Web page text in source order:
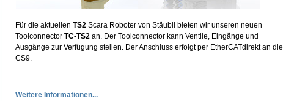
Für die aktuellen TS2 Scara Roboter von Stäubli bieten wir unseren neuen
Toolconnector TC-TS2 an. Der Toolconnector kann Ventile, Eingänge und
Ausgänge zur Verfügung stellen. Der Anschluss erfolgt per EtherCATdirekt an die
CS9.
Weitere Informationen...